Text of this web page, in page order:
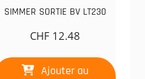
SIMMER SORTIE BV LT230
CHF12.48
Ajouter au